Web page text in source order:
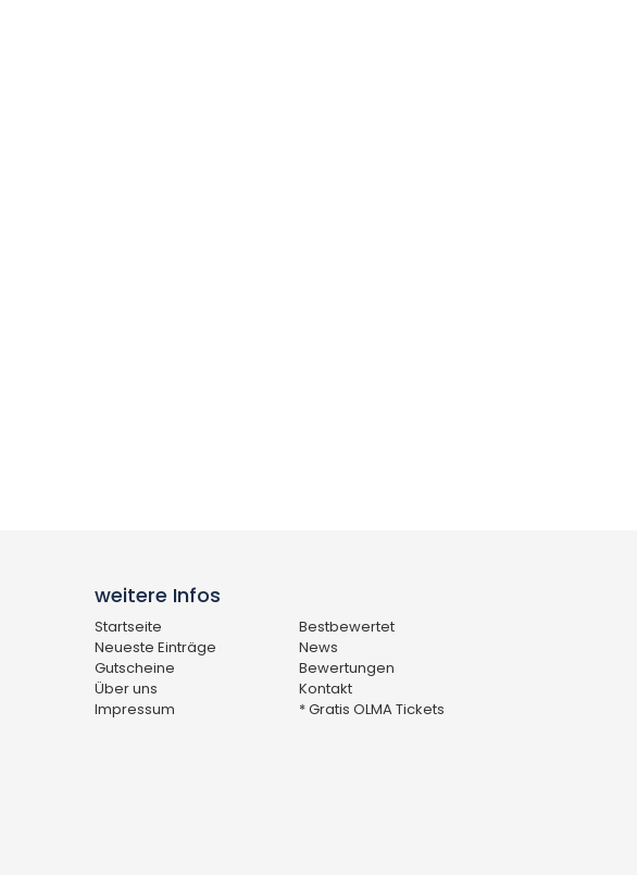
weitere Infos
Startseite
Bestbewertet
Neueste Einträge
News
Gutscheine
Bewertungen
Über uns
Kontakt
Impressum
* Gratis OLMA Tickets